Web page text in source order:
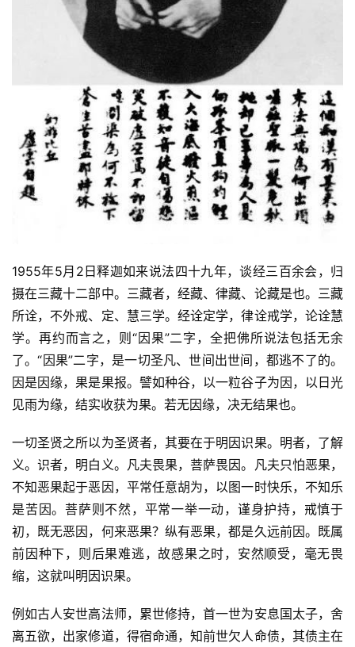
1955年5月2日释迦如来说法四十九年，谈经三百余会，归
摄在三藏十二部中。三藏者，经藏、律藏、论藏是也。三藏
所诠，不外戒、定、慧三学。经诠定学，律诠戒学，论诠慧
学。再约而言之，则“因果”二字，全把佛所说法包括无余
了。“因果”二字，是一切圣凡、世间出世间，都逃不了的。
因是因缘，果是果报。譬如种谷，以一粒谷子为因，以日光
见雨为缘，结实收获为果。若无因缘，决无结果也。
一切圣贤之所以为圣贤者，其要在于明因识果。明者，了解
义。识者，明白义。凡夫畏果，菩萨畏因。凡夫只怕恶果，
不知恶果起于恶因，平常任意胡为，以图一时快乐，不知乐
是苦因。菩萨则不然，平常一举一动，谨身护持，戒慎于
初，既无恶因，何来恶果？纵有恶果，都是久远前因。既属
前因种下，则后果难逃，故感果之时，安然顺受，毫无畏
缩，这就叫明因识果。
例如古人安世高法师，累世修持，首一世为安息国太子，舍
离五欲，出家修道，得宿命通，知前世欠人命债，其债主在